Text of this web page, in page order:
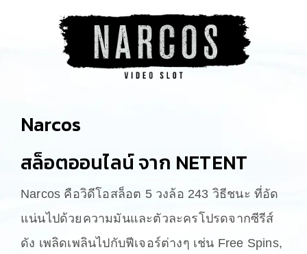
Narcos
สล็อตออนไลน์ จาก NETENT
Narcos คือวิดีโอสล็อต 5 วงล้อ 243 วิธีชนะ ที่อัด
แน่นไปด้วยความมันและตัวละครโปรดจากซีรีส์
ดัง เพลิดเพลินไปกับฟีเจอร์ต่างๆ เช่น Free Spins,